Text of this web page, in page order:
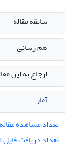
سابقه مقاله
هم رسانی
ارجاع به این
آمار
تعداد مشاهده مقاله
تعداد دریافت فایل